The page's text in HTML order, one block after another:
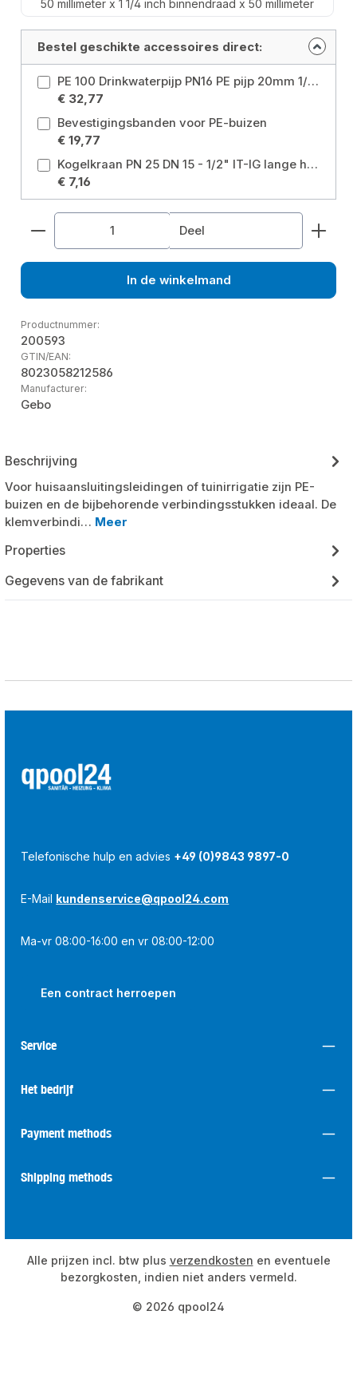
50 millimeter x 1 1/4 inch binnendraad x 50 millimeter
Bestel geschikte accessoires direct:
PE 100 Drinkwaterpijp PN16 PE pijp 20mm 1/2" 50m DVGW Maat: Ø20 mm x 50 m
€ 32,77
Bevestigingsbanden voor PE-buizen
€ 19,77
Kogelkraan PN 25 DN 15 - 1/2" IT-IG lange hendel met afvoer voor verwarming, bedrijfswater, grijs water, tuinwater Maat: 1/2 inch
€ 7,16
Producthoeveelheid: Voer de gewenste
Deel
In de winkelmand
Productnummer:
200593
GTIN/EAN:
8023058212586
Manufacturer:
Gebo
Beschrijving
Voor huisaansluitingsleidingen of tuinirrigatie zijn PE-
buizen en de bijbehorende verbindingsstukken ideaal. De
klemverbindi… Meer
Properties
Gegevens van de fabrikant
Telefonische hulp en advies +49 (0)9843 9897-0
E-Mail kundenservice@qpool24.com
Ma-vr 08:00-16:00 en vr 08:00-12:00
Een contract herroepen
Service
Het bedrijf
Payment methods
Shipping methods
© 2026 qpool24
Alle prijzen incl. btw plus verzendkosten en eventuele
bezorgkosten, indien niet anders vermeld.